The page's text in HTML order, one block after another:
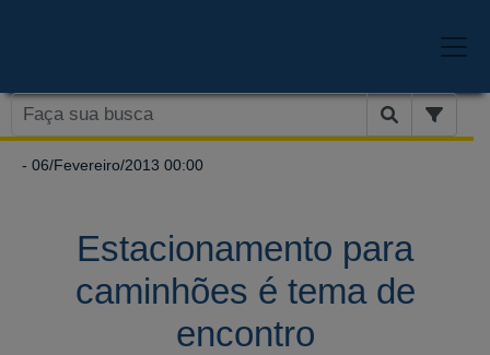
- 06/Fevereiro/2013 00:00
Estacionamento para
caminhões é tema de
encontro